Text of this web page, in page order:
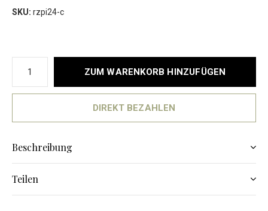
SKU: rzpi24-c
ZUM WARENKORB HINZUFÜGEN
DIREKT BEZAHLEN
Beschreibung
Teilen